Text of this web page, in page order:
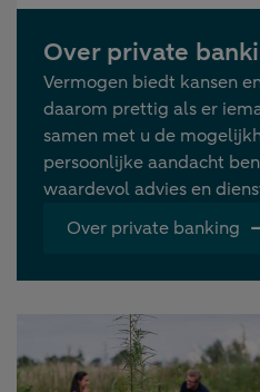
Over private
Vermogen biedt kansen
daarom prettig als er
samen met u de
persoonlijke aandacht
waardevol advies en
Over private banking